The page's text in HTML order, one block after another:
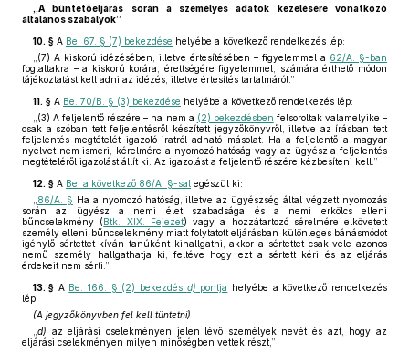
„A büntetőeljárás során a személyes adatok kezelésére vonatkozó
általános szabályok”
10. § A Be. 67. § (7) bekezdése helyébe a következő rendelkezés lép:
„(7) A kiskorú idézésében, illetve értesítésében – figyelemmel a 62/A. §-ban
foglaltakra – a kiskorú korára, érettségére figyelemmel, számára érthető módon
tájékoztatást kell adni az idézés, illetve értesítés tartalmáról.”
11. § A Be. 70/B. § (3) bekezdése helyébe a következő rendelkezés lép:
„(3) A feljelentő részére – ha nem a (2) bekezdésben felsoroltak valamelyike –
csak a szóban tett feljelentésről készített jegyzőkönyvről, illetve az írásban tett
feljelentés megtételét igazoló iratról adható másolat. Ha a feljelentő a magyar
nyelvet nem ismeri, kérelmére a nyomozó hatóság vagy az ügyész a feljelentés
megtételéről igazolást állít ki. Az igazolást a feljelentő részére kézbesíteni kell.”
12. § A Be. a következő 86/A. §-sal egészül ki:
86/A. § Ha a nyomozó hatóság, illetve az ügyészség által végzett nyomozás
során az ügyész a nemi élet szabadsága és a nemi erkölcs elleni
bűncselekmény (Btk. XIX. Fejezet) vagy a hozzátartozó sérelmére elkövetett
személy elleni bűncselekmény miatt folytatott eljárásban különleges bánásmódot
igénylő sértettet kíván tanúként kihallgatni, akkor a sértettet csak vele azonos
nemű személy hallgathatja ki, feltéve hogy ezt a sértett kéri és az eljárás
érdekeit nem sérti.”
13. § A Be. 166. § (2) bekezdés d) pontja helyébe a következő rendelkezés
lép:
(A jegyzőkönyvben fel kell tüntetni)
d) az eljárási cselekményen jelen lévő személyek nevét és azt, hogy az
eljárási cselekményen milyen minőségben vettek részt,”